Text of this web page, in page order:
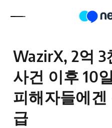
WazirX, 2억
사건 이후 10
피해자들에겐
급